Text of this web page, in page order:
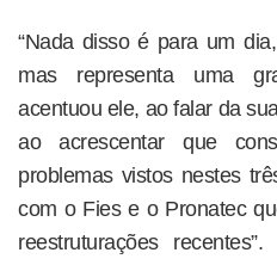
“Nada disso é para um
mas representa uma
acentuou ele, ao falar da
ao acrescentar que
problemas vistos nestes
com o Fies e o Pronatec
reestruturações